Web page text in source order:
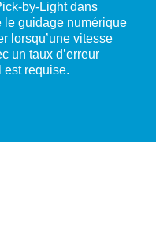
by-Light dans
le guidage numérique
lorsqu’une vitesse
un taux d’erreur
est requise.